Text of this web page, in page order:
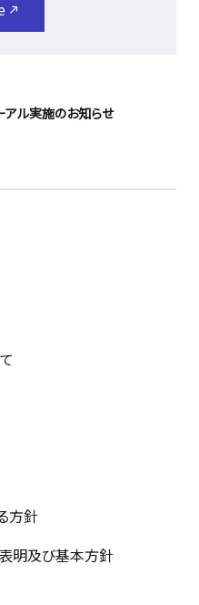
アル実施のお知らせ
方針
明及び基本方針